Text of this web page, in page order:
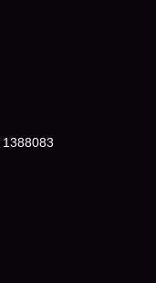
1388083